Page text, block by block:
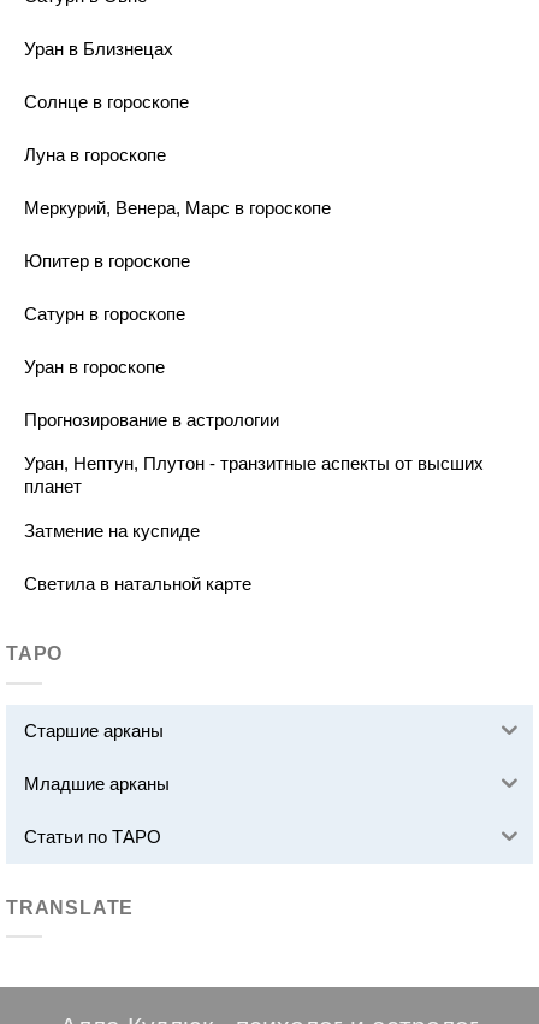
Уран в Близнецах
Солнце в гороскопе
Луна в гороскопе
Меркурий, Венера, Марс в гороскопе
Юпитер в гороскопе
Сатурн в гороскопе
Уран в гороскопе
Прогнозирование в астрологии
Уран, Нептун, Плутон - транзитные аспекты от высших
планет
Затмение на куспиде
Светила в натальной карте
ТАРО
Старшие арканы
Младшие арканы
Статьи по ТАРО
TRANSLATE